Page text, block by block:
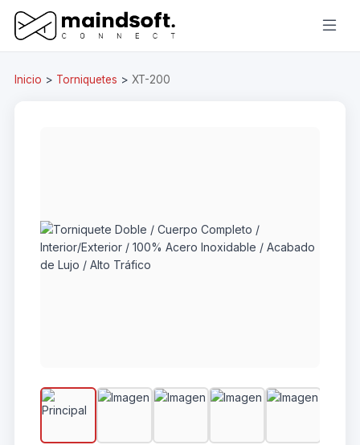
Inicio > Torniquetes > XT-200